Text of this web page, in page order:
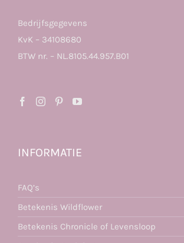
Bedrijfsgegevens
KvK – 34108680
BTW nr. – NL.8105.44.957.B01
INFORMATIE
FAQ’s
Betekenis Wildflower
Betekenis Chronicle of Levensloop